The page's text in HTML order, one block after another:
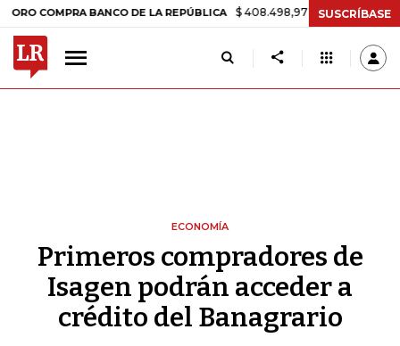
BANCO DE LA REPÚBLICA $ 408.498,97 +$ 8.753,81 +2,19%
SUSCRÍBASE
ECONOMÍA
Primeros compradores de
Isagen podrán acceder a
crédito del Banagrario